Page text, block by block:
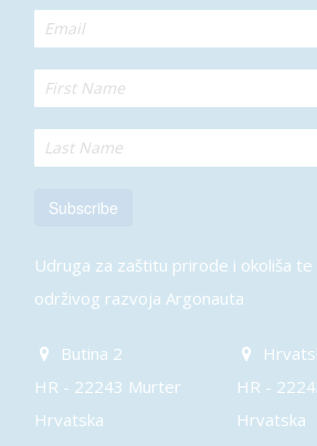
Subscribe
Udruga za zaštitu prirode i okoliša
održivog razvoja Argonauta
Butina 2
HR - 22243 Murter
Hrvatska
HR -
Hrvatska